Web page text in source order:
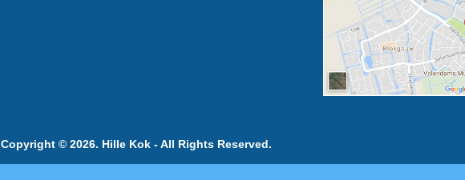
Copyright © 2026. Hille Kok - All Rights Reserved.